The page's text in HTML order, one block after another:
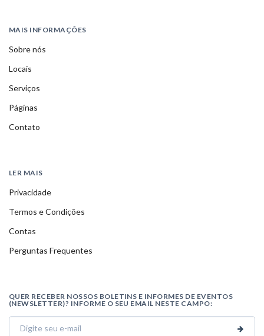
MAIS INFORMAÇÕES
Sobre nós
Locais
Serviços
Páginas
Contato
LER MAIS
Privacidade
Termos e Condições
Contas
Perguntas Frequentes
QUER RECEBER NOSSOS BOLETINS E INFORMES DE EVENTOS
(NEWSLETTER)? INFORME O SEU EMAIL NESTE CAMPO: